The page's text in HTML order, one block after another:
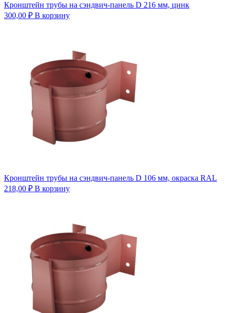
Кронштейн трубы на сэндвич-панель D 216 мм, цинк
300,00 ₽ В корзину
Кронштейн трубы на сэндвич-панель D 106 мм, окраска RAL
218,00 ₽ В корзину